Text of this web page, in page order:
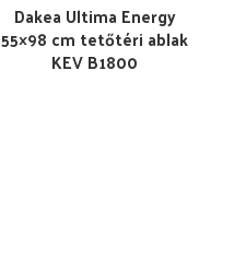
Dakea Ultima Energy
55×98 cm tetőtéri ablak
KEV B1800